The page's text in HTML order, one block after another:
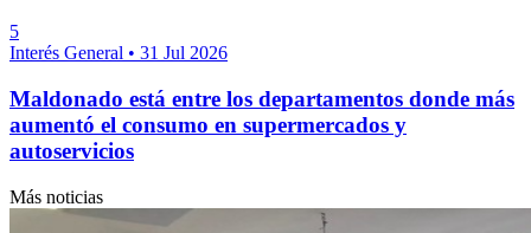
5
Interés General • 31 Jul 2026
Maldonado está entre los departamentos donde más
aumentó el consumo en supermercados y
autoservicios
Más noticias